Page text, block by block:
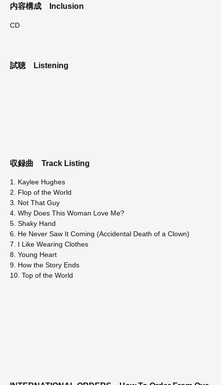
内容構成 Inclusion
CD
試聴 Listening
収録曲 Track Listing
1. Kaylee Hughes
2. Flop of the World
3. Not That Guy
4. Why Does This Woman Love Me?
5. Shaky Hand
6. He Never Saw It Coming (Accidental Death of a Clown)
7. I Like Wearing Clothes
8. Young Heart
9. How the Story Ends
10. Top of the World